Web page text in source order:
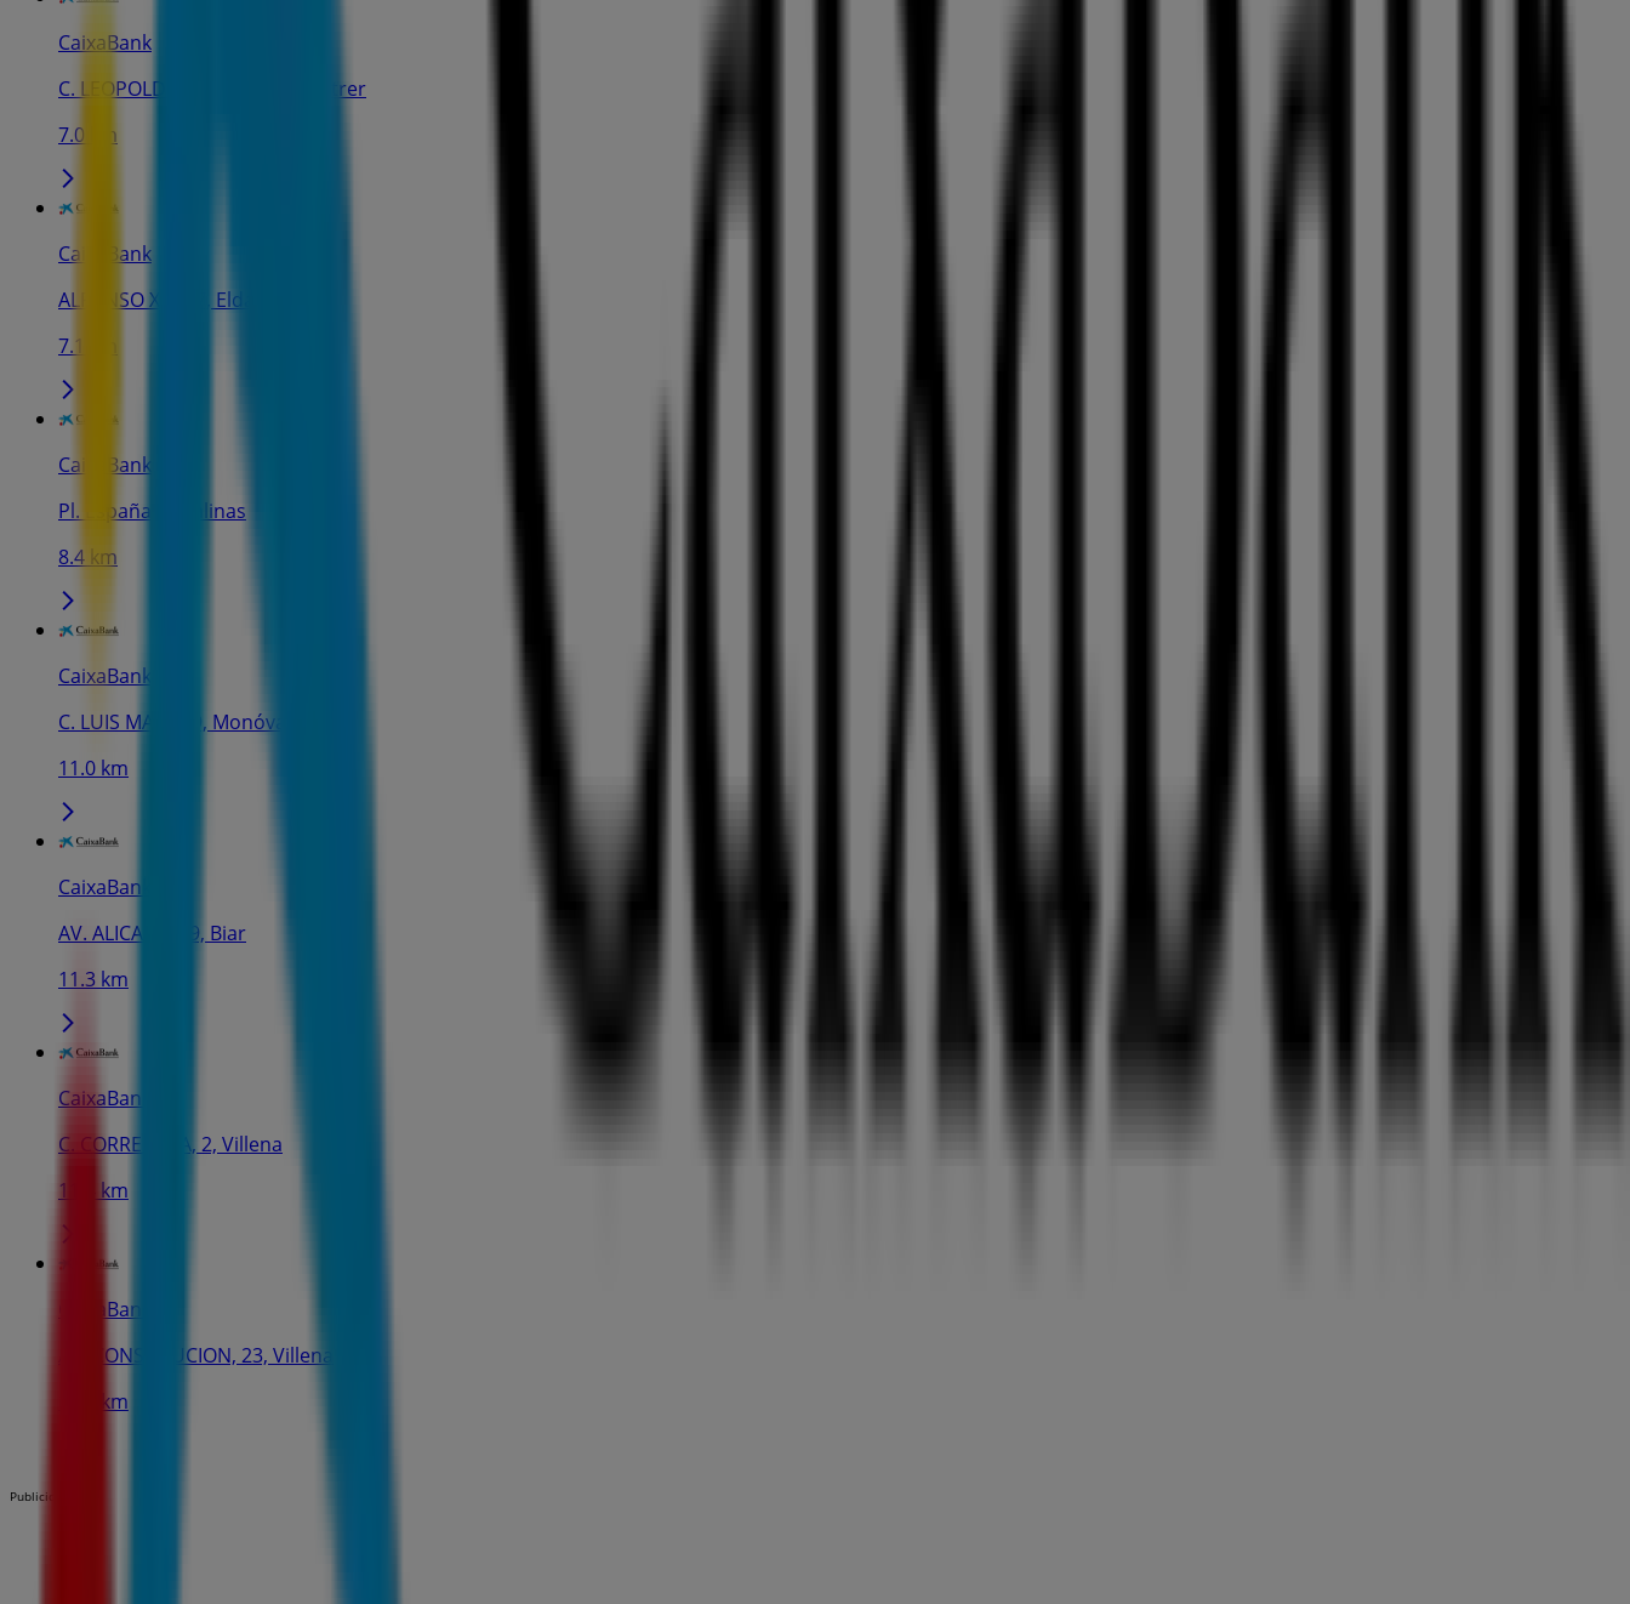
CaixaBank
C. LEOPOLDO PARDINES, 6, Petrer
7.0 km
CaixaBank
ALFONSO XIII, 37, Elda
7.1 km
CaixaBank
Pl. España, 5, Salinas
8.4 km
CaixaBank
C. LUIS MARTI, 9, Monóvar
11.0 km
CaixaBank
AV. ALICANTE, 9, Biar
11.3 km
CaixaBank
C. CORREDERA, 2, Villena
11.4 km
CaixaBank
AV. CONSTITUCION, 23, Villena
11.8 km
Publicidad